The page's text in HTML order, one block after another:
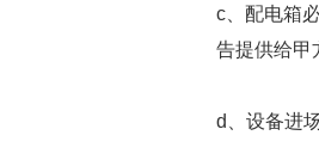
c、配电箱
告提供给甲
d、设备进